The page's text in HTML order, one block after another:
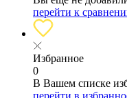
перейти к
Избранное
0
В Вашем списке
перейти в